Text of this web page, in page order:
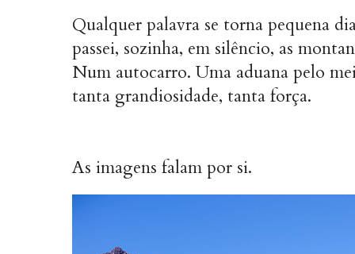
Qualquer palavra se torna pequena
passei, sozinha, em silêncio, as
Num autocarro. Uma aduana pelo
tanta grandiosidade, tanta força.
As imagens falam por si.